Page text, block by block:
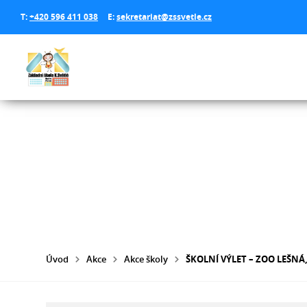
T:+420 596 411 038 E:sekretariat@zssvetle.cz
Úvod Akce Akce školy ŠKOLNÍ VÝLET – ZOO